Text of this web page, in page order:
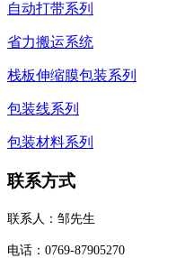
自动打带系列
省力搬运系统
栈板伸缩膜包装系列
包装线系列
包装材料系列
联系方式
联系人：邹先生
电话：0769-87905270